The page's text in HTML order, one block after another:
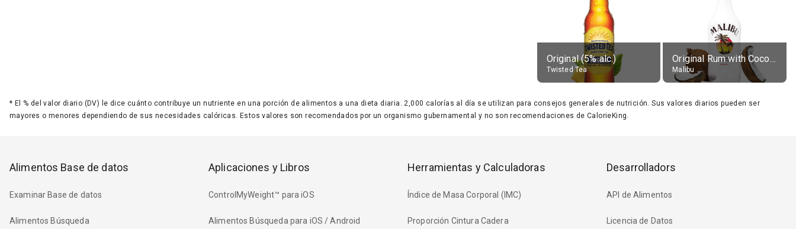
Original (5% alc.)
Twisted Tea
Original Rum with Coconut Flavour (21% alc.)
Malibu
* El % del valor diario (DV) le dice cuánto contribuye un nutriente en una porción de alimentos a una dieta diaria. 2,000 calorías al día se utilizan para consejos generales de nutrición. Sus valores diarios pueden ser
mayores o menores dependiendo de sus necesidades calóricas. Estos valores son recomendados por un organismo gubernamental y no son recomendaciones de CalorieKing.
Alimentos Base de datos
Examinar Base de datos
Alimentos Búsqueda
Aplicaciones y Libros
ControlMyWeight™ para iOS
Alimentos Búsqueda para iOS / Android
Herramientas y Calculadoras
Índice de Masa Corporal (IMC)
Proporción Cintura Cadera
Desarrolladors
API de Alimentos
Licencia de Datos